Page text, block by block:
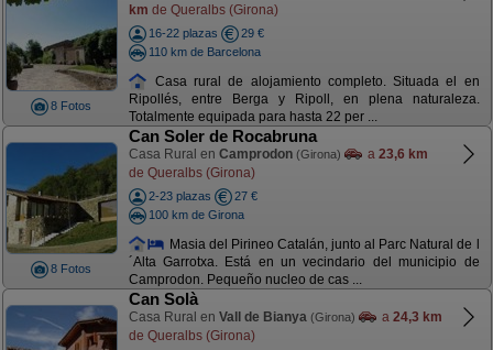
8 Fotos
km de Queralbs (Girona)
16-22 plazas
29 €
110 km de Barcelona
Casa rural de alojamiento completo. Situada el en
Ripollés, entre Berga y Ripoll, en plena naturaleza.
Totalmente equipada para hasta 22 per ...
8 Fotos
Can Soler de Rocabruna
Casa Rural en Camprodon (Girona) a 23,6 km
de Queralbs (Girona)
2-23 plazas
27 €
100 km de Girona
Masia del Pirineo Catalán, junto al Parc Natural de l
´Alta Garrotxa. Está en un vecindario del municipio de
Camprodon. Pequeño nucleo de cas ...
Can Solà
Casa Rural en Vall de Bianya (Girona) a 24,3 km
de Queralbs (Girona)